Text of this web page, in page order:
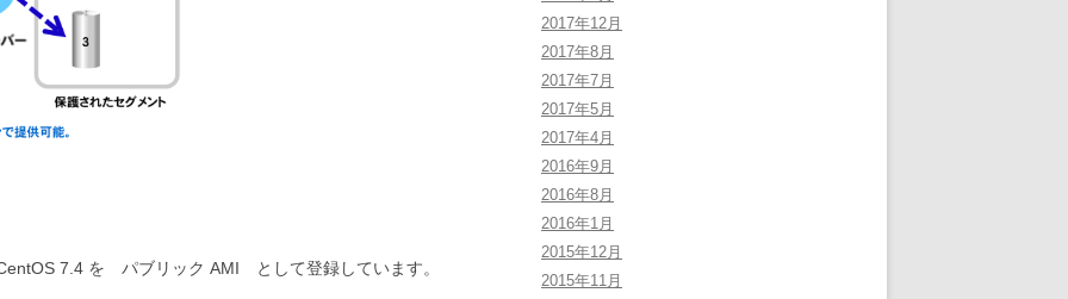
7.4 を パブリック AMI として登録しています。
2017年12月
2017年8月
2017年7月
2017年5月
2017年4月
2016年9月
2016年8月
2016年1月
2015年12月
2015年11月